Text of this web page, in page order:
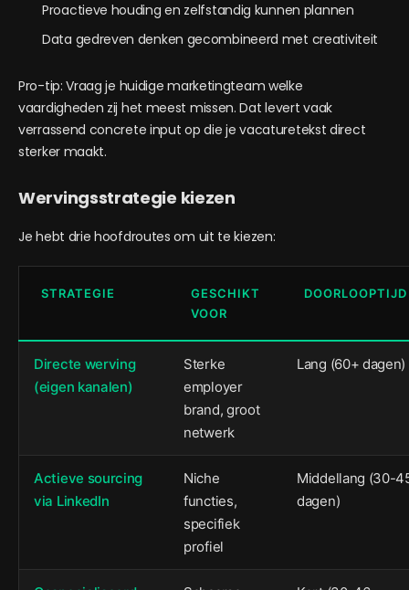
Proactieve houding en zelfstandig kunnen plannen
Data gedreven denken gecombineerd met creativiteit
Pro-tip: Vraag je huidige marketingteam welke
vaardigheden zij het meest missen. Dat levert vaak
verrassend concrete input op die je vacaturetekst direct
sterker maakt.
Wervingsstrategie kiezen
Je hebt drie hoofdroutes om uit te kiezen:
STRATEGIE
GESCHIKT
VOOR
DOORLOOPTIJD
Directe werving
(eigen kanalen)
Sterke
employer
brand, groot
netwerk
Lang (60+ dagen)
Actieve sourcing
via LinkedIn
Niche
functies,
specifiek
profiel
Middellang (30-
dagen)